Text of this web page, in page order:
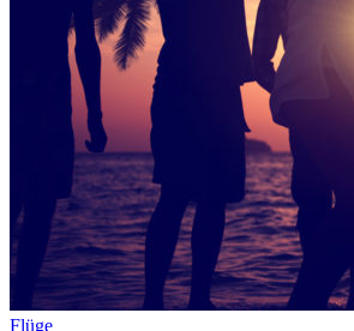
Flüge